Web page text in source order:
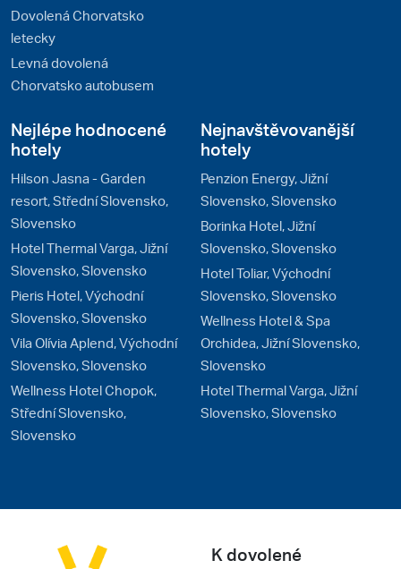
Dovolená Chorvatsko
letecky
Levná dovolená
Chorvatsko autobusem
Nejlépe hodnocené
hotely
Hilson Jasna - Garden
resort, Střední Slovensko,
Slovensko
Hotel Thermal Varga, Jižní
Slovensko, Slovensko
Pieris Hotel, Východní
Slovensko, Slovensko
Vila Olívia Aplend, Východní
Slovensko, Slovensko
Wellness Hotel Chopok,
Střední Slovensko,
Slovensko
Nejnavštěvovanější
hotely
Penzion Energy, Jižní
Slovensko, Slovensko
Borinka Hotel, Jižní
Slovensko, Slovensko
Hotel Toliar, Východní
Slovensko, Slovensko
Wellness Hotel & Spa
Orchidea, Jižní Slovensko,
Slovensko
Hotel Thermal Varga, Jižní
Slovensko, Slovensko
K dovolené